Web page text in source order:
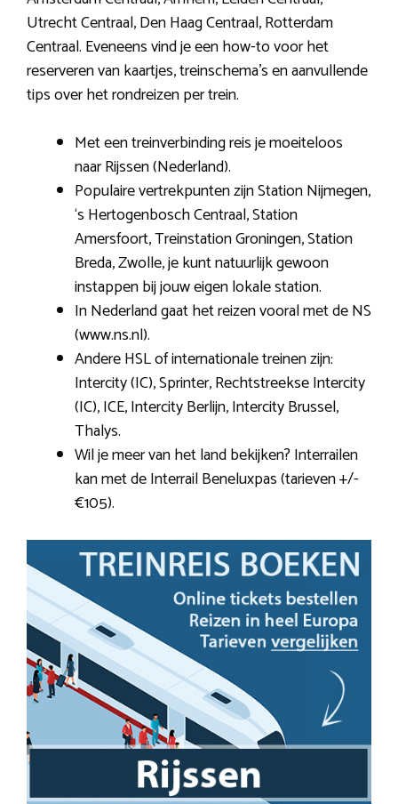
Utrecht Centraal, Den Haag Centraal, Rotterdam
Centraal. Eveneens vind je een how-to voor het
reserveren van kaartjes, treinschema’s en aanvullende
tips over het rondreizen per trein.
Met een treinverbinding reis je moeiteloos
naar Rijssen (Nederland).
Populaire vertrekpunten zijn Station Nijmegen,
‘s Hertogenbosch Centraal, Station
Amersfoort, Treinstation Groningen, Station
Breda, Zwolle, je kunt natuurlijk gewoon
instappen bij jouw eigen lokale station.
In Nederland gaat het reizen vooral met de NS
(www.ns.nl).
Andere HSL of internationale treinen zijn:
Intercity (IC), Sprinter, Rechtstreekse Intercity
(IC), ICE, Intercity Berlijn, Intercity Brussel,
Thalys.
Wil je meer van het land bekijken? Interrailen
kan met de Interrail Beneluxpas (tarieven +/-
€105).